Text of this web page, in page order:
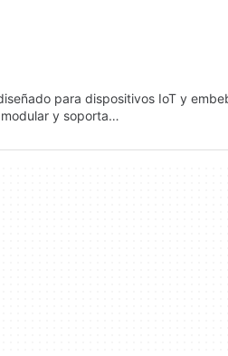
para dispositivos IoT y
y soporta…